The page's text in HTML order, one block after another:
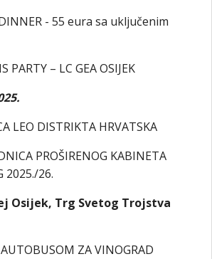
- 55 eura sa uključenim
PARTY – LC GEA OSIJEK
LEO DISTRIKTA HRVATSKA
PROŠIRENOG KABINETA
2025./26.
Osijek, Trg Svetog Trojstva
ZA VINOGRAD